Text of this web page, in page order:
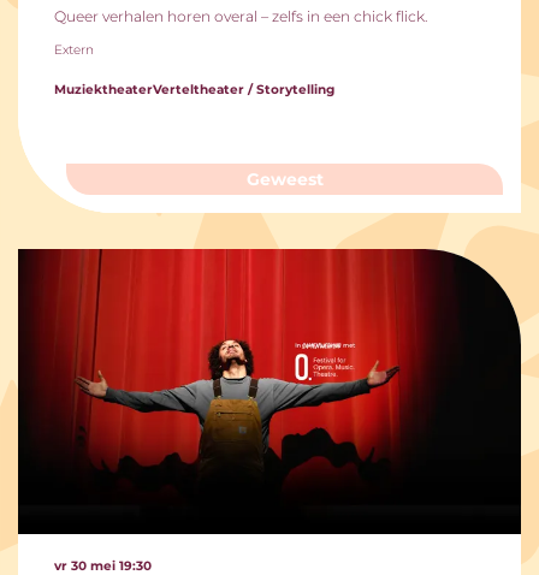
Queer verhalen horen overal – zelfs in een chick flick.
Extern
MuziektheaterVerteltheater / Storytelling
Geweest
vr 30 mei 19:30